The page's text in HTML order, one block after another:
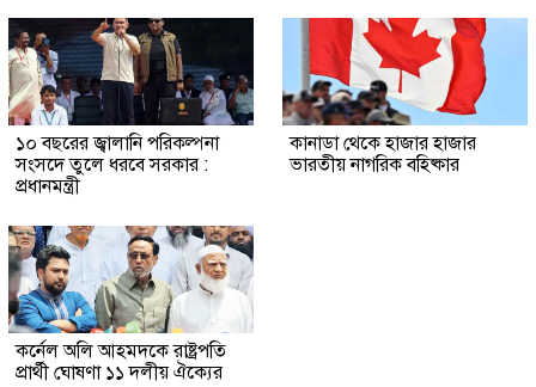
১০ বছরের জ্বালানি পরিকল্পনা
সংসদে তুলে ধরবে সরকার :
প্রধানমন্ত্রী
কানাডা থেকে হাজার হাজার
ভারতীয় নাগরিক বহিষ্কার
কর্নেল অলি আহমদকে রাষ্ট্রপতি
প্রার্থী ঘোষণা ১১ দলীয় ঐক্যের